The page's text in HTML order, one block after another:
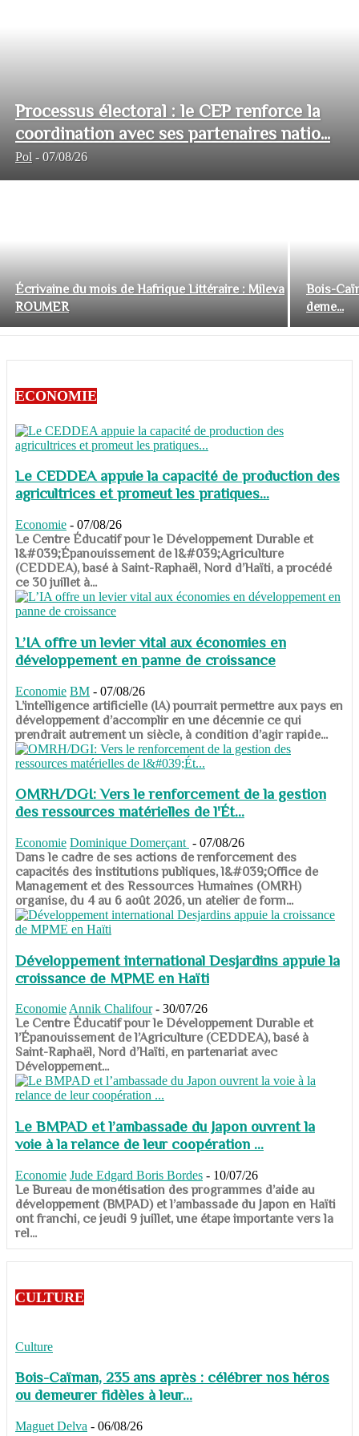
Processus électoral : le CEP renforce la
coordination avec ses partenaires natio...
Pol - 07/08/26
Écrivaine du mois de Hafrique Littéraire : Mileva
ROUMER
Bois-
deme...
ECONOMIE
Le CEDDEA appuie la capacité de production des
agricultrices et promeut les pratiques...
Economie - 07/08/26
​​​​​​​Le Centre Éducatif pour le Développement Durable et
l&#039;Épanouissement de l&#039;Agriculture
(CEDDEA), basé à Saint-Raphaël, Nord d’Haïti, a procédé
ce 30 juillet à...
L’IA offre un levier vital aux économies en
développement en panne de croissance
Economie BM - 07/08/26
​​​​​​​L’intelligence artificielle (IA) pourrait permettre aux pays en
développement d’accomplir en une décennie ce qui
prendrait autrement un siècle, à condition d’agir rapide...
OMRH/DGI: Vers le renforcement de la gestion
des ressources matérielles de l'Ét...
Economie Dominique Domerçant - 07/08/26
Dans le cadre de ses actions de renforcement des
capacités des institutions publiques, l&#039;Office de
Management et des Ressources Humaines (OMRH)
organise, du 4 au 6 août 2026, un atelier de form...
Développement international Desjardins appuie la
croissance de MPME en Haïti
Economie Annik Chalifour - 30/07/26
​​​​​​​Le Centre Éducatif pour le Développement Durable et
l’Épanouissement de l’Agriculture (CEDDEA), basé à
Saint-Raphaël, Nord d’Haïti, en partenariat avec
Développement...
Le BMPAD et l’ambassade du Japon ouvrent la
voie à la relance de leur coopération ...
Economie Jude Edgard Boris Bordes - 10/07/26
​​​​​​​Le Bureau de monétisation des programmes d’aide au
développement (BMPAD) et l’ambassade du Japon en Haïti
ont franchi, ce jeudi 9 juillet, une étape importante vers la
rel...
CULTURE
Culture
Bois-Caïman, 235 ans après : célébrer nos héros
ou demeurer fidèles à leur...
Maguet Delva - 06/08/26